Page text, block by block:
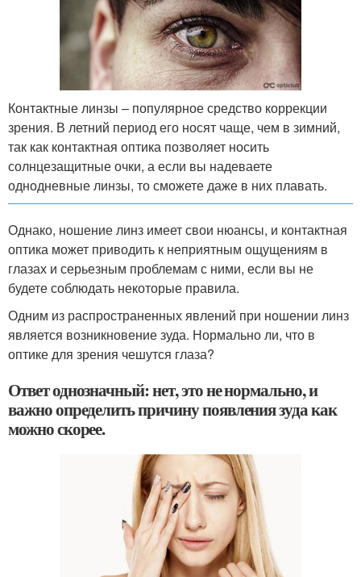
Контактные линзы – популярное средство коррекции
зрения. В летний период его носят чаще, чем в зимний,
так как контактная оптика позволяет носить
солнцезащитные очки, а если вы надеваете
однодневные линзы, то сможете даже в них плавать.
Однако, ношение линз имеет свои нюансы, и контактная
оптика может приводить к неприятным ощущениям в
глазах и серьезным проблемам с ними, если вы не
будете соблюдать некоторые правила.
Одним из распространенных явлений при ношении линз
является возникновение зуда. Нормально ли, что в
оптике для зрения чешутся глаза?
Ответ однозначный: нет, это не нормально, и
важно определить причину появления зуда как
можно скорее.